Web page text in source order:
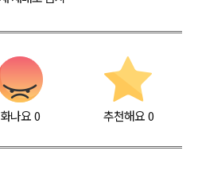
화나요0 추천해요 0